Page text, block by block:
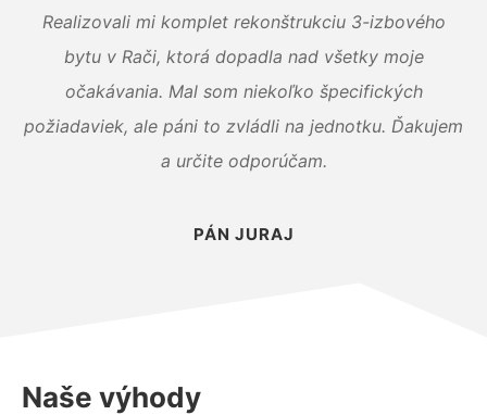
Realizovali mi komplet rekonštrukciu 3-izbového
bytu v Rači, ktorá dopadla nad všetky moje
očakávania. Mal som niekoľko špecifických
požiadaviek, ale páni to zvládli na jednotku. Ďakujem
a určite odporúčam.
PÁN JURAJ
Naše výhody